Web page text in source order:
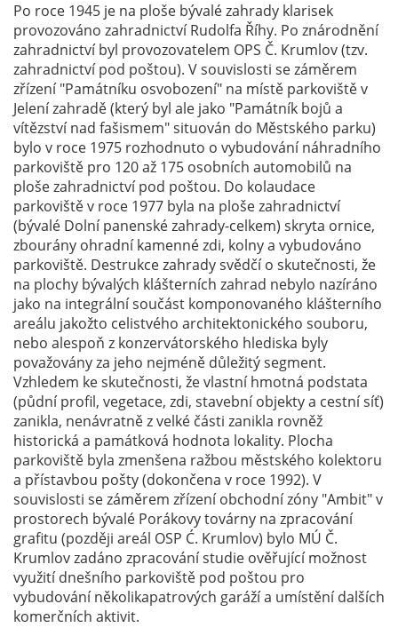
Po roce 1945 je na ploše bývalé zahrady klarisek
provozováno zahradnictví Rudolfa Říhy. Po znárodnění
zahradnictví byl provozovatelem OPS Č. Krumlov (tzv.
zahradnictví pod poštou). V souvislosti se záměrem
zřízení "Památníku osvobození" na místě parkoviště v
Jelení zahradě (který byl ale jako "Památník bojů a
vítězství nad fašismem" situován do Městského parku)
bylo v roce 1975 rozhodnuto o vybudování náhradního
parkoviště pro 120 až 175 osobních automobilů na
ploše zahradnictví pod poštou. Do kolaudace
parkoviště v roce 1977 byla na ploše zahradnictví
(bývalé Dolní panenské zahrady-celkem) skryta ornice,
zbourány ohradní kamenné zdi, kolny a vybudováno
parkoviště. Destrukce zahrady svědčí o skutečnosti, že
na plochy bývalých klášterních zahrad nebylo nazíráno
jako na integrální součást komponovaného klášterního
areálu jakožto celistvého architektonického souboru,
nebo alespoň z konzervátorského hlediska byly
považovány za jeho nejméně důležitý segment.
Vzhledem ke skutečnosti, že vlastní hmotná podstata
(půdní profil, vegetace, zdi, stavební objekty a cestní síť)
zanikla, nenávratně z velké části zanikla rovněž
historická a památková hodnota lokality. Plocha
parkoviště byla zmenšena ražbou městského kolektoru
a přístavbou pošty (dokončena v roce 1992). V
souvislosti se záměrem zřízení obchodní zóny "Ambit" v
prostorech bývalé Porákovy továrny na zpracování
grafitu (později areál OSP Ć. Krumlov) bylo MÚ Č.
Krumlov zadáno zpracování studie ověřující možnost
využití dnešního parkoviště pod poštou pro
vybudování několikapatrových garáží a umístění dalších
komerčních aktivit.